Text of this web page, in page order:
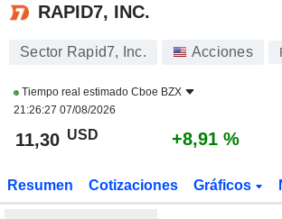
RAPID7, INC.
Sector Rapid7, Inc. Acciones
Tiempo real estimado Cboe BZX
21:26:27 07/08/2026
11,30 USD +8,91 %
Resumen Cotizaciones Gráficos